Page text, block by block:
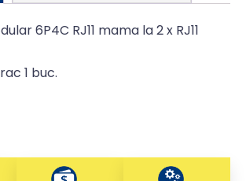
6P4C RJ11 mama la 2 x RJ11
1 buc.